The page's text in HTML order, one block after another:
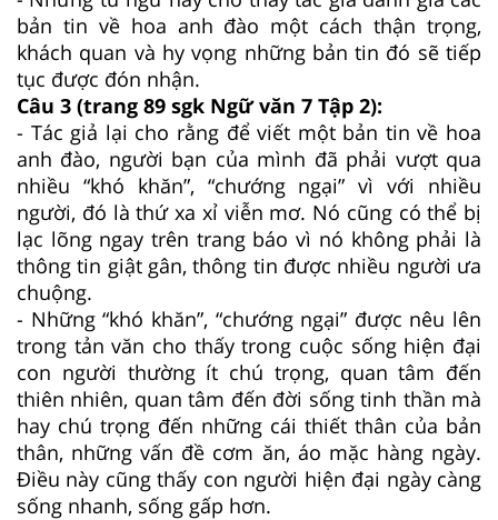
bản tin về hoa anh đào một cách thận trọng,
khách quan và hy vọng những bản tin đó sẽ tiếp
tục được đón nhận.
Câu 3 (trang 89 sgk Ngữ văn 7 Tập 2):
- Tác giả lại cho rằng để viết một bản tin về hoa
anh đào, người bạn của mình đã phải vượt qua
nhiều “khó khăn”, “chướng ngại” vì với nhiều
người, đó là thứ xa xỉ viễn mơ. Nó cũng có thể bị
lạc lõng ngay trên trang báo vì nó không phải là
thông tin giật gân, thông tin được nhiều người ưa
chuộng.
- Những “khó khăn”, “chướng ngại” được nêu lên
trong tản văn cho thấy trong cuộc sống hiện đại
con người thường ít chú trọng, quan tâm đến
thiên nhiên, quan tâm đến đời sống tinh thần mà
hay chú trọng đến những cái thiết thân của bản
thân, những vấn đề cơm ăn, áo mặc hàng ngày.
Điều này cũng thấy con người hiện đại ngày càng
sống nhanh, sống gấp hơn.